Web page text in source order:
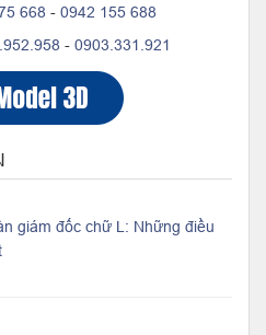
668 - 0942 155 688
- 0903.331.921
giám đốc chữ L: Những điều